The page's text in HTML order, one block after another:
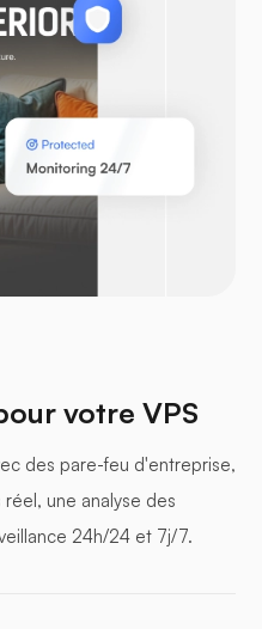
votre VPS
des pare-feu d'entreprise,
une analyse des
24h/24 et 7j/7.